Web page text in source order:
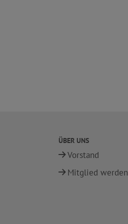
ÜBER UNS
Vorstand
Mitglied werden